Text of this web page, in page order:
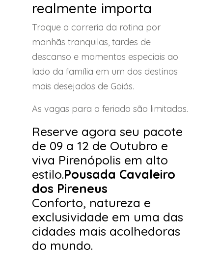
realmente importa
Troque a correria da rotina por
manhãs tranquilas, tardes de
descanso e momentos especiais ao
lado da família em um dos destinos
mais desejados de Goiás.
As vagas para o feriado são limitadas.
Reserve agora seu pacote
de 09 a 12 de Outubro e
viva Pirenópolis em alto
estilo.Pousada Cavaleiro
dos Pireneus
Conforto, natureza e
exclusividade em uma das
cidades mais acolhedoras
do mundo.